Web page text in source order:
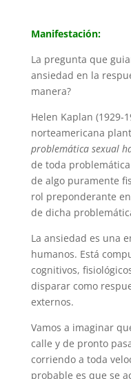
Manifestación:
La pregunta que
ansiedad en la
manera?
Helen Kaplan (1929-
norteamericana
problemática sexual
de toda
de algo puramente
rol preponderante
de dicha
La ansiedad es una
humanos. Está
cognitivos,
disparar como
externos.
Vamos a imaginar
calle y de pronto
corriendo a toda
probable es que se